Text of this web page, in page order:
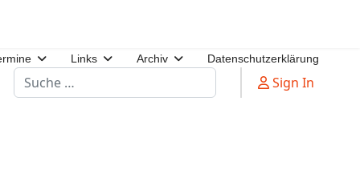
Links Archiv Datenschutzerklärung
Suchen Sign In